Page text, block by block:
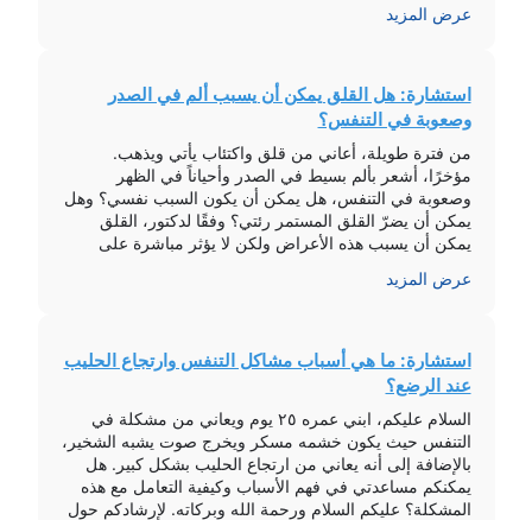
عرض المزيد
استشارة: هل القلق يمكن أن يسبب ألم في الصدر
وصعوبة في التنفس؟
من فترة طويلة، أعاني من قلق واكتئاب يأتي ويذهب.
مؤخرًا، أشعر بألم بسيط في الصدر وأحياناً في الظهر
وصعوبة في التنفس، هل يمكن أن يكون السبب نفسي؟ وهل
يمكن أن يضرّ القلق المستمر رئتي؟ وفقًا لدكتور، القلق
يمكن أن يسبب هذه الأعراض ولكن لا يؤثر مباشرة على
عرض المزيد
استشارة: ما هي أسباب مشاكل التنفس وارتجاع الحليب
عند الرضع؟
السلام عليكم، ابني عمره ٢٥ يوم ويعاني من مشكلة في
التنفس حيث يكون خشمه مسكر ويخرج صوت يشبه الشخير،
بالإضافة إلى أنه يعاني من ارتجاع الحليب بشكل كبير. هل
يمكنكم مساعدتي في فهم الأسباب وكيفية التعامل مع هذه
المشكلة؟ عليكم السلام ورحمة الله وبركاته. لإرشادكم حول